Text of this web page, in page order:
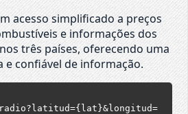
acesso simplificado a preços
e informações dos
três países, oferecendo uma
e confiável de informação.
radio?latitud={lat}&longitud=